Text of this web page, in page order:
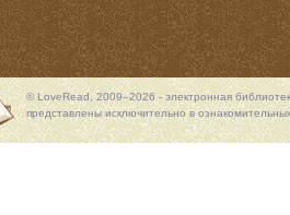
© LoveRead, 2009–2026 - электронная
представлены исключительно в